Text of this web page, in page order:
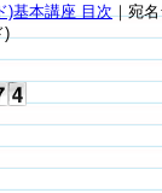
)基本講座 目次｜宛
)